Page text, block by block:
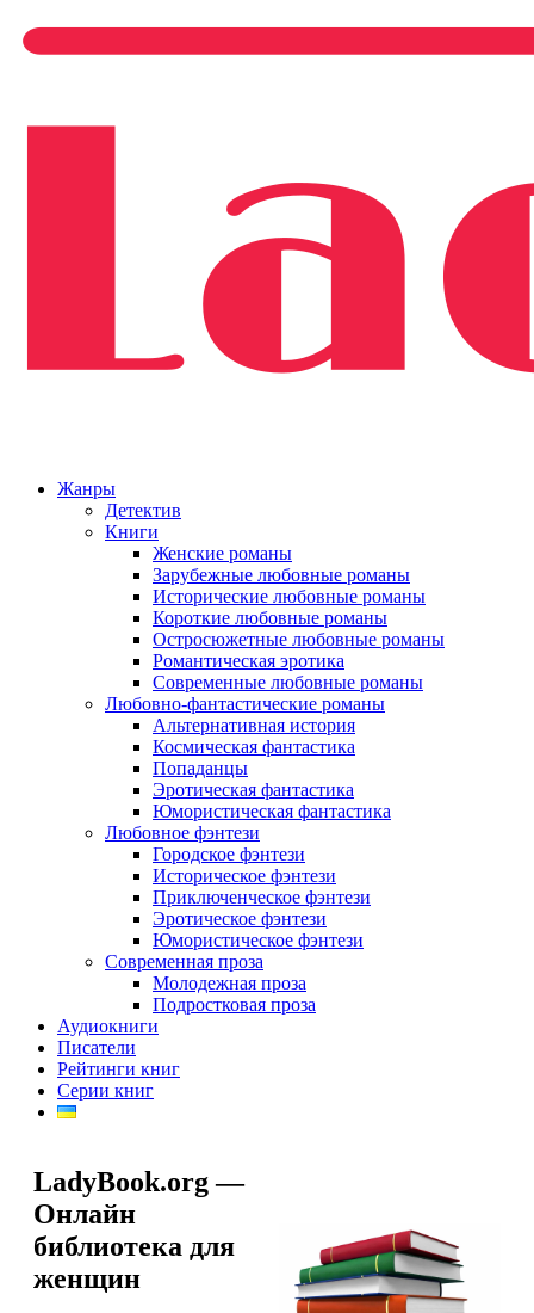
Жанры
Детектив
Книги
Женские романы
Зарубежные любовные романы
Исторические любовные романы
Короткие любовные романы
Остросюжетные любовные романы
Романтическая эротика
Современные любовные романы
Любовно-фантастические романы
Альтернативная история
Космическая фантастика
Попаданцы
Эротическая фантастика
Юмористическая фантастика
Любовное фэнтези
Городское фэнтези
Историческое фэнтези
Приключенческое фэнтези
Эротическое фэнтези
Юмористическое фэнтези
Современная проза
Молодежная проза
Подростковая проза
Аудиокниги
Писатели
Рейтинги книг
Серии книг
LadyBook.org —
Онлайн
библиотека для
женщин